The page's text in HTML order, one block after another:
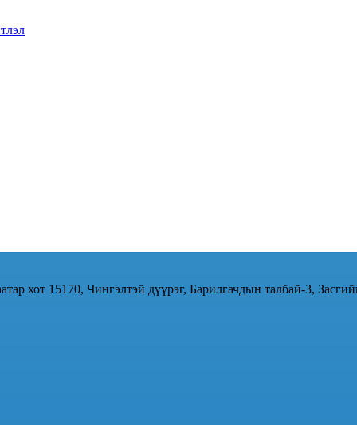
хот 15170, Чингэлтэй дүүрэг, Барилгачдын талбай-3,